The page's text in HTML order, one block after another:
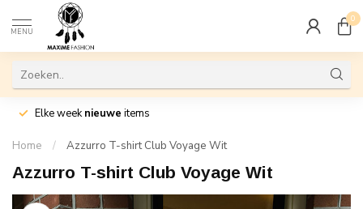
MENU
0
Elke weeknieuwe items
Home / Azzurro T-shirt Club Voyage Wit
Azzurro T-shirt Club Voyage Wit